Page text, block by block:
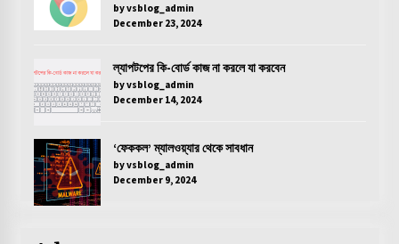
by vsblog_admin
December 23, 2024
ল্যাপটপের কি-বোর্ড কাজ না করলে যা করবেন
by vsblog_admin
December 14, 2024
‘ফেককল’ ম্যালওয়্যার থেকে সাবধান
by vsblog_admin
December 9, 2024